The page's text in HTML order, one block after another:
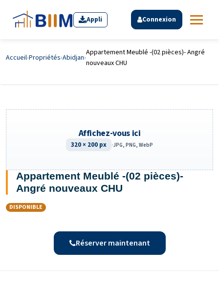
Appli Connexion
Accueil›Propriétés›Abidjan›
Appartement Meublé -(02 pièces)- Angré
nouveaux CHU
Appartement Meublé -(02 pièces)-
Angré nouveaux CHU
DISPONIBLE
Réserver maintenant
Affichez-vous ici
320 × 200 px ·JPG, PNG, WebP